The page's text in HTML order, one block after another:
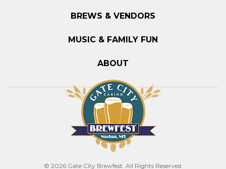
BREWS & VENDORS
MUSIC & FAMILY FUN
ABOUT
© 2026 Gate City Brewfest. All Rights Reserved.